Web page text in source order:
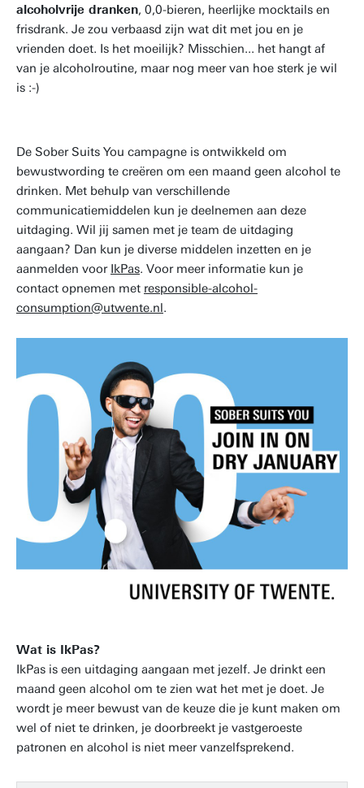
alcoholvrije dranken, 0,0-bieren, heerlijke mocktails en
frisdrank. Je zou verbaasd zijn wat dit met jou en je
vrienden doet. Is het moeilijk? Misschien... het hangt af
van je alcoholroutine, maar nog meer van hoe sterk je wil
is :-)
De Sober Suits You campagne is ontwikkeld om
bewustwording te creëren om een maand geen alcohol te
drinken. Met behulp van verschillende
communicatiemiddelen kun je deelnemen aan deze
uitdaging. Wil jij samen met je team de uitdaging
aangaan? Dan kun je diverse middelen inzetten en je
aanmelden voor IkPas. Voor meer informatie kun je
contact opnemen met responsible-alcohol-
consumption@utwente.nl.
Wat is IkPas?
IkPas is een uitdaging aangaan met jezelf. Je drinkt een
maand geen alcohol om te zien wat het met je doet. Je
wordt je meer bewust van de keuze die je kunt maken om
wel of niet te drinken, je doorbreekt je vastgeroeste
patronen en alcohol is niet meer vanzelfsprekend.